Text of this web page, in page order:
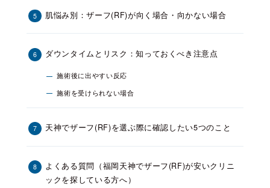
肌悩み別：ザーフ(RF)が向く場合・向かない場合
ダウンタイムとリスク：知っておくべき注意点
施術後に出やすい反応
施術を受けられない場合
天神でザーフ(RF)を選ぶ際に確認したい5つのこと
よくある質問（福岡天神でザーフ(RF)が安いクリニ
ックを探している方へ）